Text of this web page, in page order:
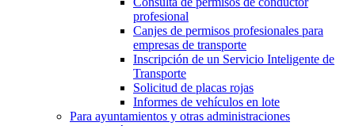
profesional
Canjes de permisos profesionales para
empresas de transporte
Inscripción de un Servicio Inteligente de
Transporte
Solicitud de placas rojas
Informes de vehículos en lote
Para ayuntamientos y otras administraciones